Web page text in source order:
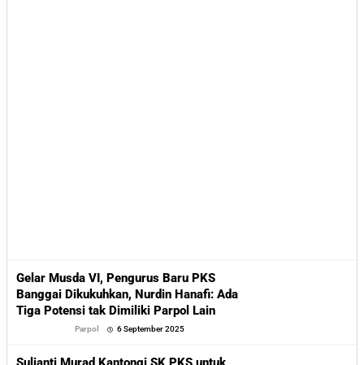
Gelar Musda VI, Pengurus Baru PKS
Banggai Dikukuhkan, Nurdin Hanafi: Ada
Tiga Potensi tak Dimiliki Parpol Lain
Parpol 6 September 2025